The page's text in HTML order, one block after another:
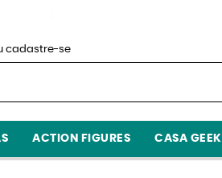
cadastre-se
ACTION FIGURES CASA GEEK